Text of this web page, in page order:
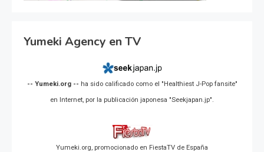
Yumeki Agency en TV
-- Yumeki.org -- ha sido calificado como el "Healthiest J-Pop fansite"
en Internet, por la publicación japonesa "Seekjapan.jp".
Yumeki.org, promocionado en FiestaTV de España